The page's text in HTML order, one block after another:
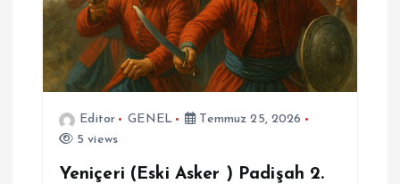
Editor GENEL
Temmuz 25, 2026
5 views
Yeniçeri (Eski Asker ) Padişah 2.